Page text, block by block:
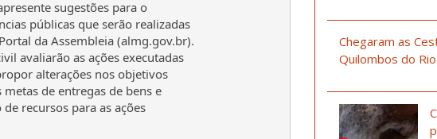
sugestões para o
públicas que serão realizadas
da Assembleia (almg.gov.br).
avaliarão as ações executadas
alterações nos objetivos
de entregas de bens e
recursos para as ações
Chegaram as
Quilombos do